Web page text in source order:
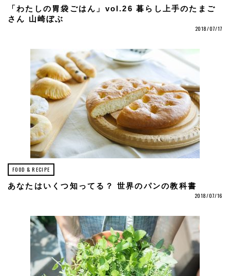
「わたしの胃袋ごはん」vol.26 暮らし上手のたまご
さん 山崎ぼぶ
2018/07/17
FOOD & RECIPE
あなたはいくつ知ってる？ 世界のパンの教科書
2018/07/16